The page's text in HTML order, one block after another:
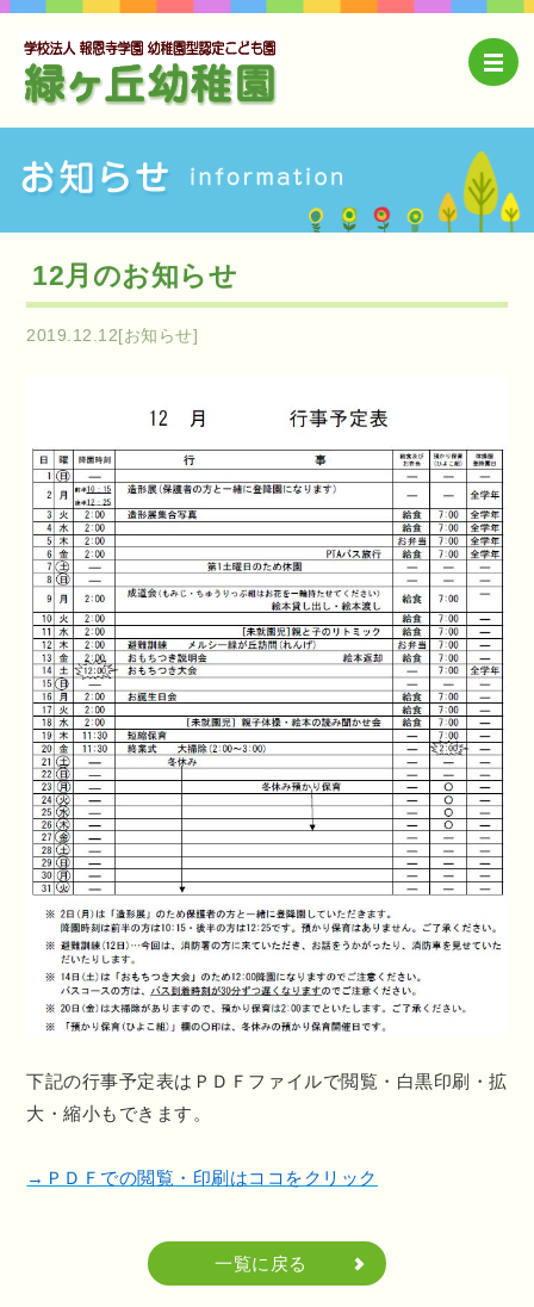
12月のお知らせ
2019.12.12[お知らせ]
下記の行事予定表はＰＤＦファイルで閲覧・白黒印刷・拡
大・縮小もできます。
→ＰＤＦでの閲覧・印刷はココをクリック
一覧に戻る